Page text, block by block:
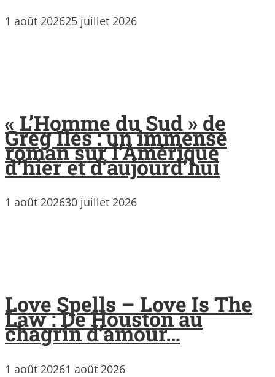
1 août 202625 juillet 2026
« L’Homme du Sud » de
Greg Iles : un immense
roman sur l’Amérique
d’hier et d’aujourd’hui
1 août 202630 juillet 2026
Love Spells – Love Is The
Law : De Houston au
chagrin d’amour…
1 août 20261 août 2026